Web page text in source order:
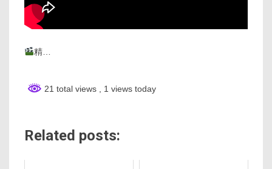
精…
21 total views , 1 views today
Related posts: